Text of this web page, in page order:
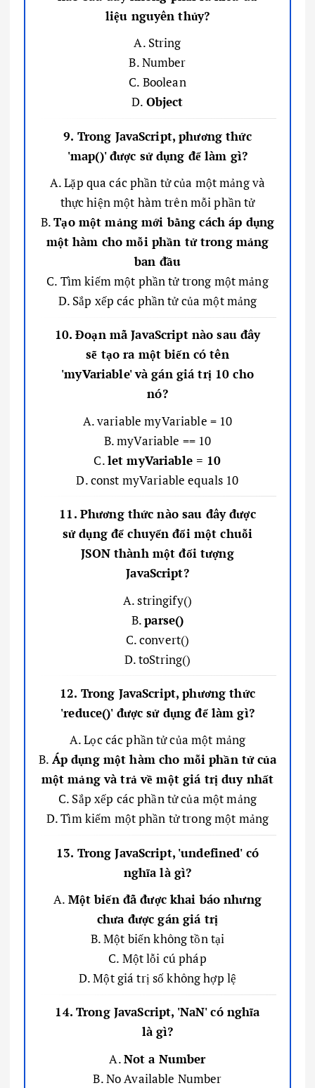
liệu nguyên thủy?
A. String
B. Number
C. Boolean
D. Object
9. Trong JavaScript, phương thức
'map()' được sử dụng để làm gì?
A. Lặp qua các phần tử của một mảng và
thực hiện một hàm trên mỗi phần tử
B.Tạo một mảng mới bằng cách áp dụng
một hàm cho mỗi phần tử trong mảng
ban đầu
C. Tìm kiếm một phần tử trong một mảng
D. Sắp xếp các phần tử của một mảng
10. Đoạn mã JavaScript nào sau đây
sẽ tạo ra một biến có tên
'myVariable' và gán giá trị 10 cho
nó?
A. variable myVariable = 10
B. myVariable == 10
C.let myVariable = 10
D. const myVariable equals 10
11. Phương thức nào sau đây được
sử dụng để chuyển đổi một chuỗi
JSON thành một đối tượng
JavaScript?
A. stringify()
B.parse()
C. convert()
D. toString()
12. Trong JavaScript, phương thức
'reduce()' được sử dụng để làm gì?
A. Lọc các phần tử của một mảng
B. Áp dụng một hàm cho mỗi phần tử của
một mảng và trả về một giá trị duy nhất
C. Sắp xếp các phần tử của một mảng
D. Tìm kiếm một phần tử trong một mảng
13. Trong JavaScript, 'undefined' có
nghĩa là gì?
A. Một biến đã được khai báo nhưng
chưa được gán giá trị
B. Một biến không tồn tại
C. Một lỗi cú pháp
D. Một giá trị số không hợp lệ
14. Trong JavaScript, 'NaN' có nghĩa
là gì?
A.Not a Number
B. No Available Number